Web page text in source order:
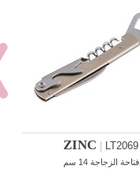
ZINC LT2069
فتاحة الزجاجة 14 سم